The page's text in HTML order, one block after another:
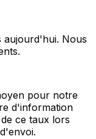
aujourd'hui. Nous
pour notre
d'information
ce taux lors